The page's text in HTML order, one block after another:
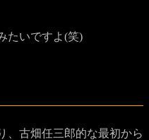
たいですよ(笑)
、古畑任三郎的な最初から